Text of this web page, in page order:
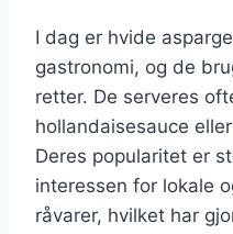
I dag er hvide
gastronomi, og de
retter. De serveres
hollandaisesauce
Deres popularitet er
interessen for lokale
råvarer, hvilket har